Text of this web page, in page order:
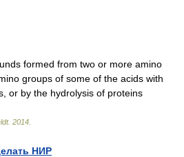
formed from two or more amino
groups of some of the acids with
or by the hydrolysis of proteins
. 2014
НИР